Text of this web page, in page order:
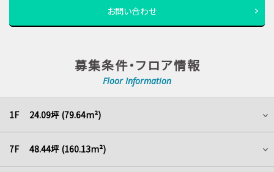
お問い合わせ
募集条件・フロア情報
Floor Information
1F 24.09坪 (79.64m²)
7F 48.44坪 (160.13m²)